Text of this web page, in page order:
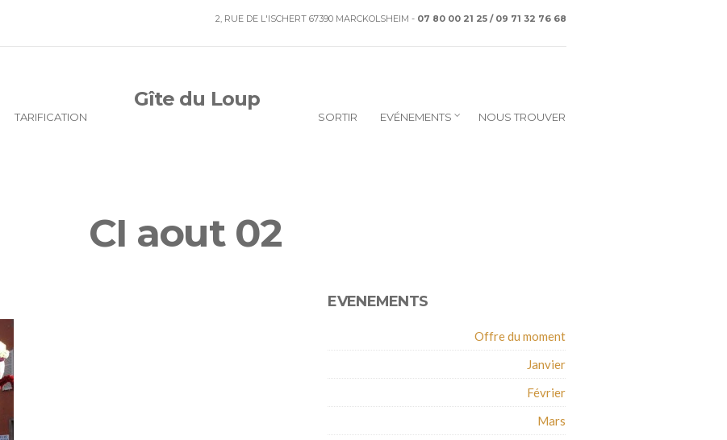
2, RUE DE L'ISCHERT 67390 MARCKOLSHEIM - 07 80 00 21 25 / 09 71 32 76 68
TARIFICATION
Gîte du Loup
SORTIR EVÉNEMENTS NOUS TROUVER
CI aout 02
EVENEMENTS
Offre du moment
Janvier
Février
Mars